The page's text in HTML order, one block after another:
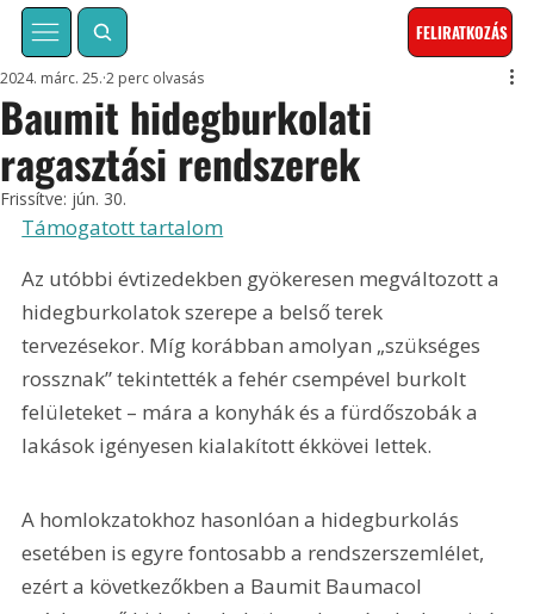
FELIRATKOZÁS
Baumit hidegburkolati
ragasztási rendszerek
2024. márc. 25. 2 perc olvasás
Frissítve: jún. 30.
Támogatott tartalom
Az utóbbi évtizedekben gyökeresen megváltozott a
hidegburkolatok szerepe a belső terek
tervezésekor. Míg korábban amolyan „szükséges
rossznak” tekintették a fehér csempével burkolt
felületeket – mára a konyhák és a fürdőszobák a
lakások igényesen kialakított ékkövei lettek.
A homlokzatokhoz hasonlóan a hidegburkolás
esetében is egyre fontosabb a rendszerszemlélet,
ezért a következőkben a Baumit Baumacol